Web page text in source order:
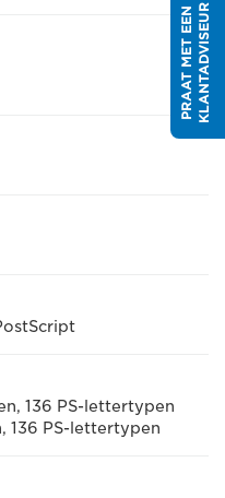
136 PS-lettertypen
136 PS-lettertypen
P
R
A
A
T
M
E
T
E
E
N
K
L
A
N
T
A
D
V
I
S
E
UR